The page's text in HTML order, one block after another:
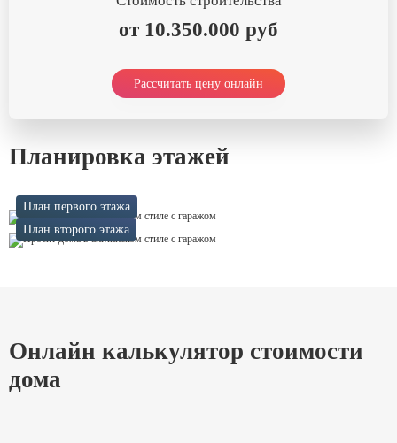
от 10.350.000 руб
Рассчитать цену онлайн
Планировка этажей
План первого этажа
План второго этажа
Онлайн калькулятор стоимости
дома